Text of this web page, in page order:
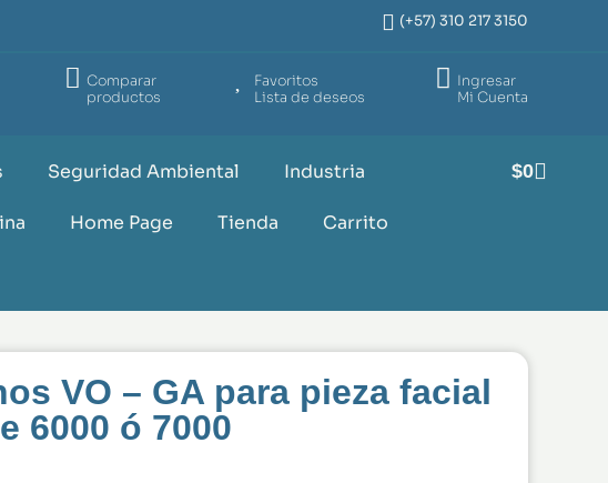
(+57) 310 217 3150
Comparar
productos
Favoritos
Lista de deseos
Ingresar
Mi Cuenta
Seguridad Ambiental Industria
Home Page Tienda Carrito
$0
VO – GA para pieza facial
6000 ó 7000